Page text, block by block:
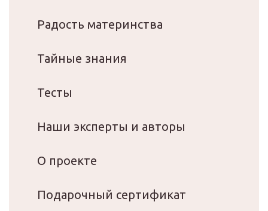
Радость материнства
Тайные знания
Тесты
Наши эксперты и авторы
О проекте
Подарочный сертификат